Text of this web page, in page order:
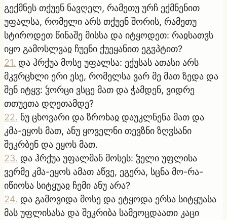
გექმნეს თქუენ ნავღელ, რამეთუ ურჩ ექმნენით
უფალსა, რომელი არს თქუენ შორის, რამეთუ
სტიროდეთ წინაშე მისსა და იტყოდეთ: რაჲსათჳს
იყო გამოსლვაჲ ჩუენი ქუეყანით ეგჳპტით?
21. და ჰრქუა მოსე უფალსა: ექუსას ათასი არს
მკჳრცხლი ერი ესე, რომელსა ვარ მე მათ ზედა და
შენ იტყჳ: ჴორცი ვსცე მათ და ჭამდენ, ვიდრე
თთუეთა დღეთამდე?
22. ნუ ცხოვარი და ზროხაჲ დაუკლნენა მათ და
კმა-ეყოს მათ, ანუ ყოველნი თევზნი ზღჳსანი
შეკრბენ და ეყოს მათ.
23. და ჰრქუა უფალმან მოსეს: ჴელი უფლისა
ვერმე კმა-ეყოს ამათ აწვე, ეგერა, სცნა მო-რა-
იწიოსა სიტყუაჲ ჩემი ანუ არა?
24. და გამოვიდა მოსე და ეტყოდა ერსა სიტყუასა
მას უფლისასა და შეკრიბა სამეოცდაათი კაცი